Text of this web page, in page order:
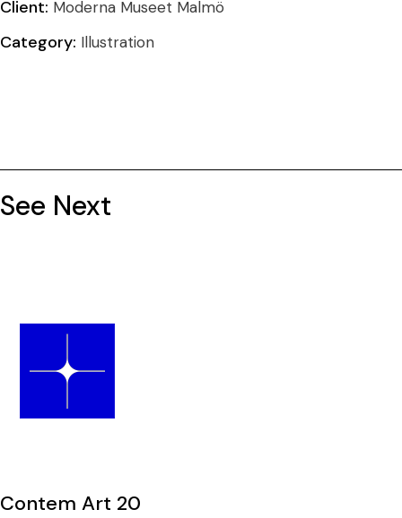
Client: Moderna Museet Malmö
Category: Illustration
See Next
Contem Art 20